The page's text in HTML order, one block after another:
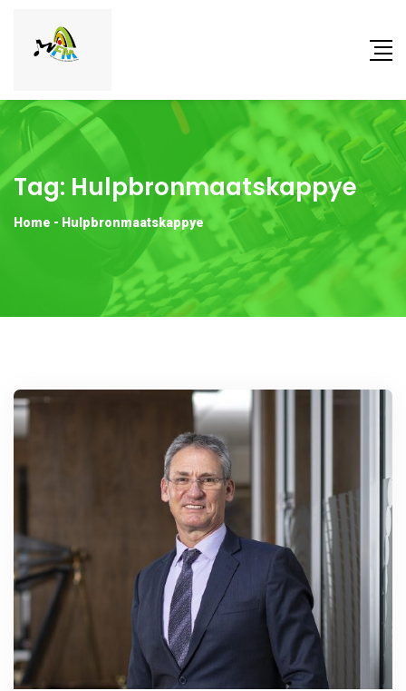
Tag: Hulpbronmaatskappye
Home - Hulpbronmaatskappye